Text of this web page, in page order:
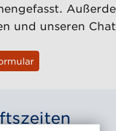
und unseren